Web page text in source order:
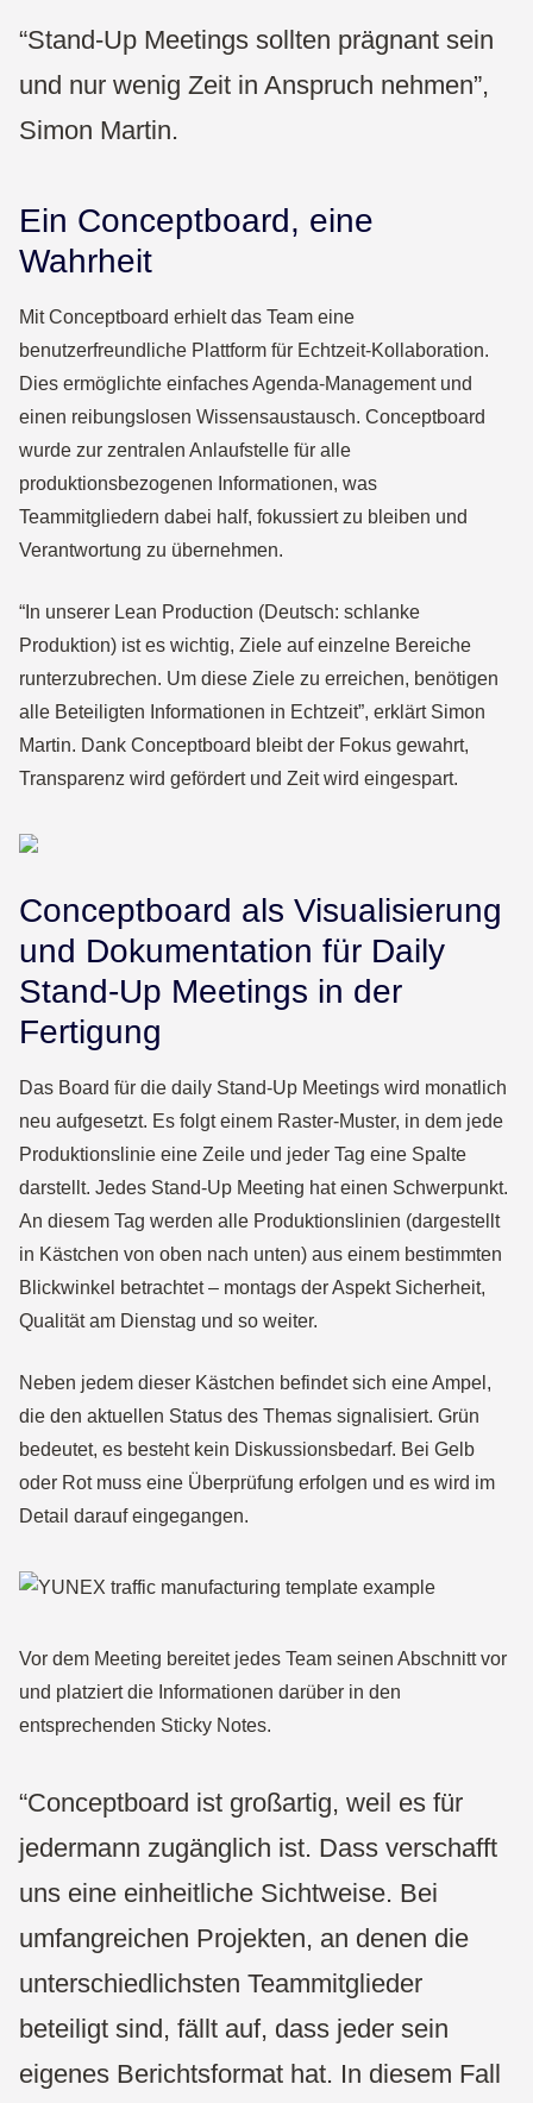
“Stand-Up Meetings sollten prägnant sein
und nur wenig Zeit in Anspruch nehmen”,
Simon Martin.
Ein Conceptboard, eine
Wahrheit
Mit Conceptboard erhielt das Team eine
benutzerfreundliche Plattform für Echtzeit-Kollaboration.
Dies ermöglichte einfaches Agenda-Management und
einen reibungslosen Wissensaustausch. Conceptboard
wurde zur zentralen Anlaufstelle für alle
produktionsbezogenen Informationen, was
Teammitgliedern dabei half, fokussiert zu bleiben und
Verantwortung zu übernehmen.
“In unserer Lean Production (Deutsch: schlanke
Produktion) ist es wichtig, Ziele auf einzelne Bereiche
runterzubrechen. Um diese Ziele zu erreichen, benötigen
alle Beteiligten Informationen in Echtzeit”, erklärt Simon
Martin. Dank Conceptboard bleibt der Fokus gewahrt,
Transparenz wird gefördert und Zeit wird eingespart.
Conceptboard als Visualisierung
und Dokumentation für Daily
Stand-Up Meetings in der
Fertigung
Das Board für die daily Stand-Up Meetings wird monatlich
neu aufgesetzt. Es folgt einem Raster-Muster, in dem jede
Produktionslinie eine Zeile und jeder Tag eine Spalte
darstellt. Jedes Stand-Up Meeting hat einen Schwerpunkt.
An diesem Tag werden alle Produktionslinien (dargestellt
in Kästchen von oben nach unten) aus einem bestimmten
Blickwinkel betrachtet – montags der Aspekt Sicherheit,
Qualität am Dienstag und so weiter.
Neben jedem dieser Kästchen befindet sich eine Ampel,
die den aktuellen Status des Themas signalisiert. Grün
bedeutet, es besteht kein Diskussionsbedarf. Bei Gelb
oder Rot muss eine Überprüfung erfolgen und es wird im
Detail darauf eingegangen.
Vor dem Meeting bereitet jedes Team seinen Abschnitt vor
und platziert die Informationen darüber in den
entsprechenden Sticky Notes.
“Conceptboard ist großartig, weil es für
jedermann zugänglich ist. Dass verschafft
uns eine einheitliche Sichtweise. Bei
umfangreichen Projekten, an denen die
unterschiedlichsten Teammitglieder
beteiligt sind, fällt auf, dass jeder sein
eigenes Berichtsformat hat. In diesem Fall